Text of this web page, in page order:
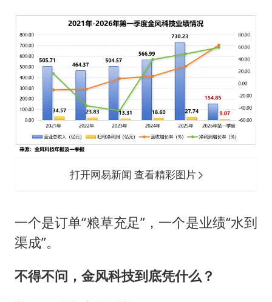
打开网易新闻 查看精彩图片
一个是订单“粮草充足”，一个是业绩“水到
渠成”。
不得不问，金风科技到底凭什么？